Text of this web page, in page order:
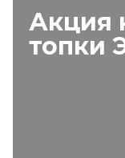
Акция
топки